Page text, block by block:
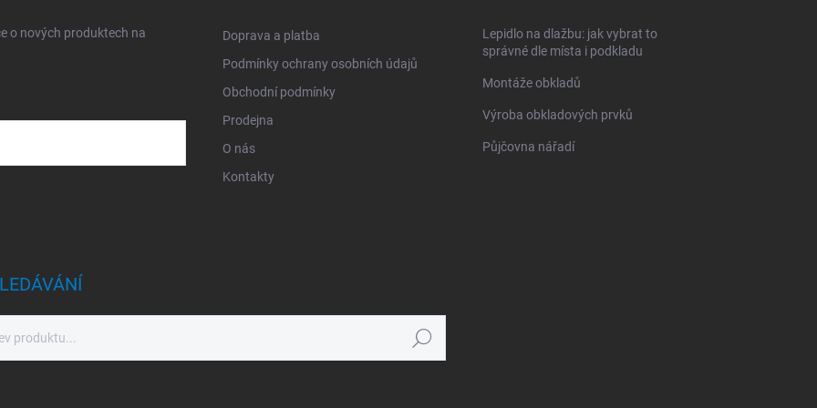
o nových produktech na
Doprava a platba
Podmínky ochrany osobních údajů
Obchodní podmínky
Prodejna
O nás
Kontakty
Lepidlo na dlažbu: jak vybrat to
správné dle místa i podkladu
Montáže obkladů
Výroba obkladových prvků
Půjčovna nářadí
Hledat